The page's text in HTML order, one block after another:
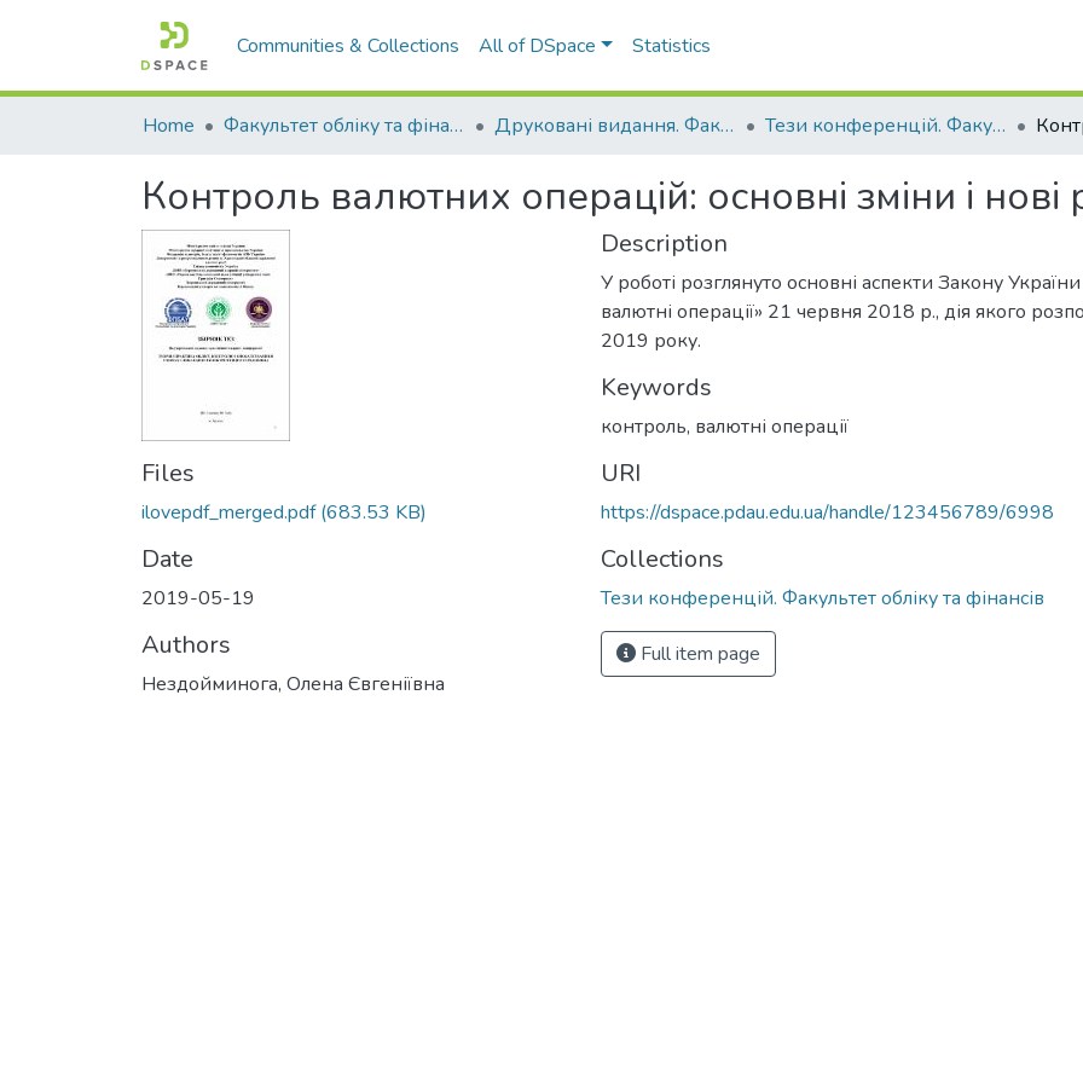
Communities & Collections All of DSpace Statistics
Home Факультет обліку та фінансів Друковані видання. Факультет обліку та фінансів Тези конференцій. Факультет обліку та фінансів
Контроль валютних операцій: основні зміни і нові
Files
ilovepdf_merged.pdf(683.53 KB)
Date
2019-05-19
Authors
Нездойминога, Олена Євгеніївна
Description
У роботі розглянуто основні аспекти Закону
валютні операції» 21 червня 2018 р., дія якого
2019 року.
Keywords
контроль, валютні операції
URI
https://dspace.pdau.edu.ua/handle/123456789/6998
Collections
Тези конференцій. Факультет обліку та фінансів
Full item page